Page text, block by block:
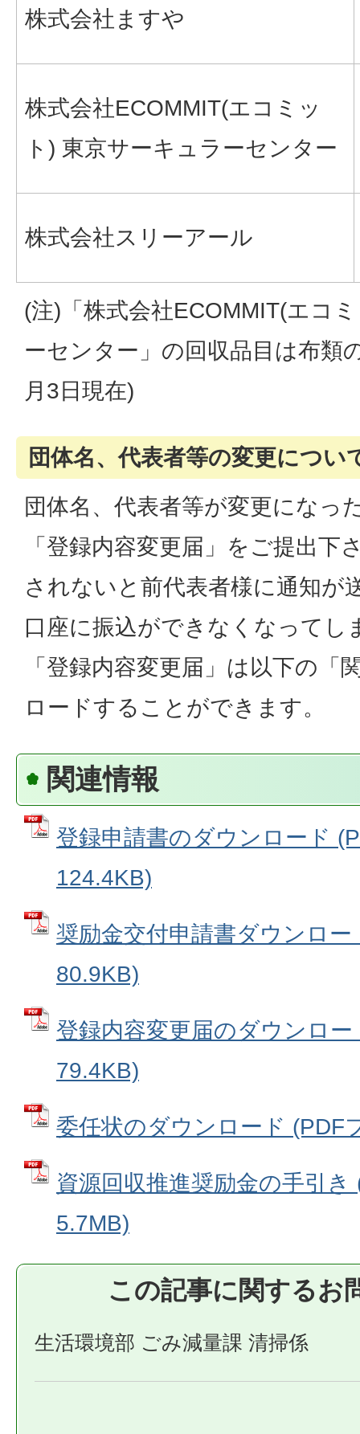
株式会社ますや
株式会社ECOMMIT(エコミッ
ト) 東京サーキュラーセンター
株式会社スリーアール
(注)「株式会社ECOMMIT(エコ
ーセンター」の回収品目は布類
月3日現在)
団体名、代表者等の変更につい
団体名、代表者等が変更になっ
「登録内容変更届」をご提出下
されないと前代表者様に通知が
口座に振込ができなくなってし
「登録内容変更届」は以下の「
ロードすることができます。
関連情報
登録申請書のダウンロード
124.4KB)
奨励金交付申請書ダウンロ
80.9KB)
登録内容変更届のダウンロ
79.4KB)
委任状のダウンロード (PDF
資源回収推進奨励金の手引
5.7MB)
この記事に関するお
生活環境部 ごみ減量課 清掃係